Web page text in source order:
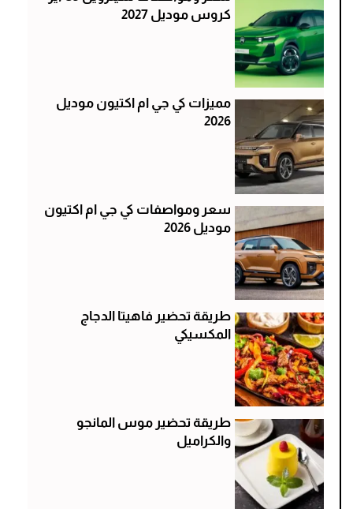
كروس موديل 2027
مميزات كي جي ام اكتيون موديل
2026
سعر ومواصفات كي جي ام اكتيون
موديل 2026
طريقة تحضير فاهيتا الدجاج
المكسيكي
طريقة تحضير موس المانجو
والكراميل